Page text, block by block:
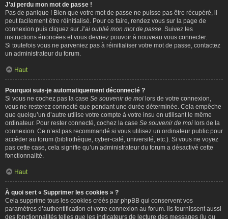
J’ai perdu mon mot de passe !
Pas de panique ! Bien que votre mot de passe ne puisse pas être récupéré, il
peut facilement être réinitialisé. Pour ce faire, rendez vous sur la page de
connexion puis cliquez sur J’ai oublié mon mot de passe . Suivez les
instructions énoncées et vous devriez pouvoir à nouveau vous connecter.
Si toutefois vous ne parveniez pas à réinitialiser votre mot de passe, contactez
un administrateur du forum.
Haut
Pourquoi suis-je automatiquement déconnecté ?
Si vous ne cochez pas la case Se souvenir de moi lors de votre connexion,
vous ne resterez connecté que pendant une durée déterminée. Cela empêche
que quelqu’un d’autre utilise votre compte à votre insu en utilisant le même
ordinateur. Pour rester connecté, cochez la case Se souvenir de moi lors de la
connexion. Ce n’est pas recommandé si vous utilisez un ordinateur public pour
accéder au forum (bibliothèque, cyber-café, université, etc.). Si vous ne voyez
pas cette case, cela signifie qu’un administrateur du forum a désactivé cette
fonctionnalité.
Haut
À quoi sert « Supprimer les cookies » ?
Cela supprime tous les cookies créés par phpBB qui conservent vos
paramètres d’authentification et votre connexion au forum. Ils fournissent aussi
des fonctionnalités telles que les indicateurs de lecture des messages (lu ou